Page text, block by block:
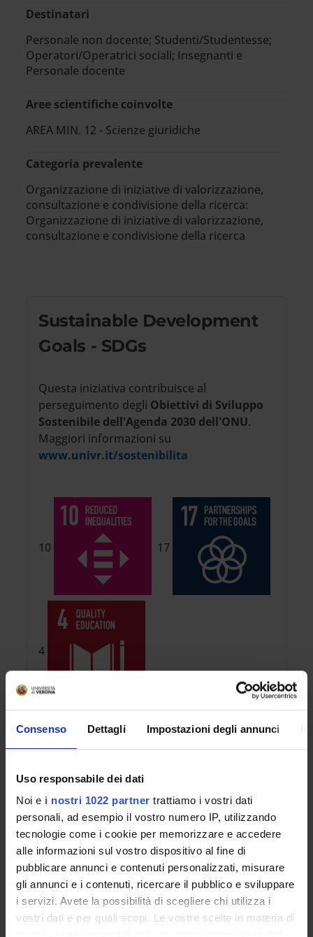
Consenso Dettagli Impostazioni degli annunci
Uso responsabile dei dati
Noi e i nostri 1022 partner trattiamo i vostri dati
personali, ad esempio il vostro numero IP, utilizzando
tecnologie come i cookie per memorizzare e accedere
alle informazioni sul vostro dispositivo al fine di
pubblicare annunci e contenuti personalizzati, misurare
gli annunci e i contenuti, ricercare il pubblico e sviluppare
i servizi. Avete la possibilità di scegliere chi utilizza i
vostri dati e per quali scopi. Le vostre scelte in materia di
Destinatari
Personale non docente; Studenti/Studentesse;
Operatori/Operatrici sociali; Insegnanti e
Personale docente
Aree scientifiche coinvolte
AREA MIN. 12 - Scienze giuridiche
Categoria prevalente
Organizzazione di iniziative di valorizzazione,
consultazione e condivisione della ricerca:
Organizzazione di iniziative di valorizzazione,
consultazione e condivisione della ricerca
Sustainable Development
Goals - SDGs
Questa iniziativa contribuisce al
perseguimento degli Obiettivi di Sviluppo
Sostenibile dell'Agenda 2030 dell'ONU.
Maggiori informazioni su
www.univr.it/sostenibilita
10 17
4
REFERENTE
Ivan Salvadori
PARTECIPANTI
Daniela Brunelli
Luisella Zocca